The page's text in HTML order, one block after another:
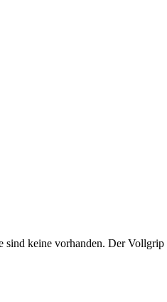
keine vorhanden. Der